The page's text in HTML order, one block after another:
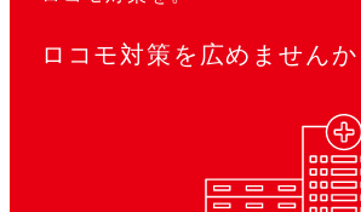
ロコモ対策を広めませんか